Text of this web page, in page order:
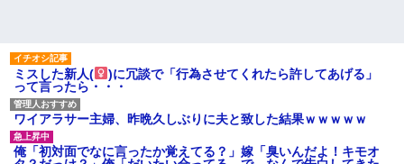
ミスした新人(
)に冗談で「行為させてくれたら許してあげる」
って言ったら・・・
ワイアラサー主婦、昨晩久しぶりに夫と致した結果ｗｗｗｗｗ
俺「初対面でなに言ったか覚えてる？」嫁「臭いんだよ！キモオ